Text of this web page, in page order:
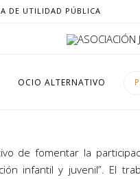
DE UTILIDAD PÚBLICA
OCIO ALTERNATIVO
de fomentar la
infantil y juvenil”. El